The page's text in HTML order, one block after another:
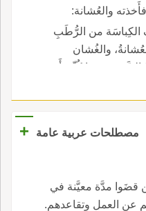
والعُشانة:
الكِباسَة من الرُّطَبِ
والغُشان
السَّعَفة، وبها كُنِّيَ أَب
مصطلحات عربية عامة
+
قضَوا مدَّة معيَّنة في
عن العمل وتقاعدهم.